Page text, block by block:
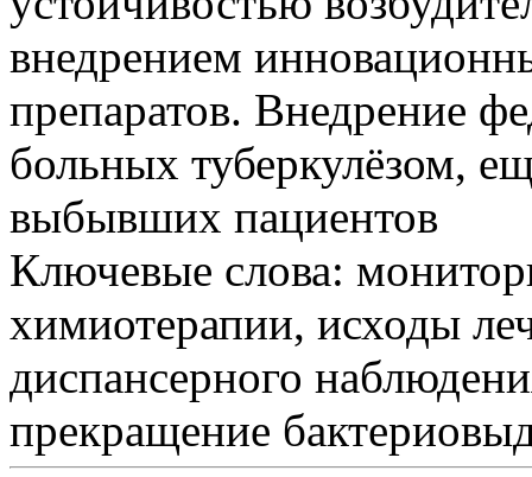
внедрением
препаратов. Внедрение
больных туберкулёзом,
выбывших пациентов
Ключевые слова:
химиотерапии, исходы
диспансерного
прекращение